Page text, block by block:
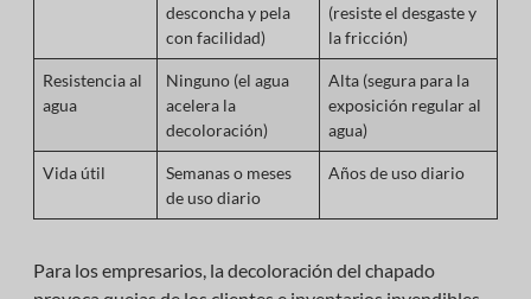
desconcha y pela
con facilidad)
(resiste el desgaste y
la fricción)
Resistencia al
agua
Ninguno (el agua
acelera la
decoloración)
Alta (segura para la
exposición regular al
agua)
Vida útil
Semanas o meses
de uso diario
Años de uso diario
Para los empresarios, la decoloración del chapado